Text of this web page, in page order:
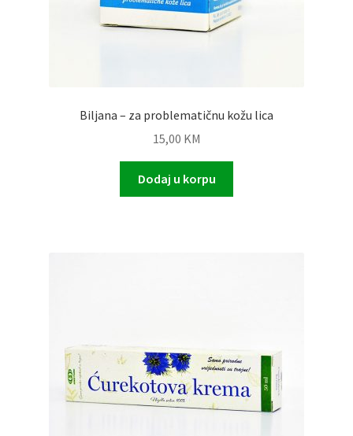
Biljana – za problematičnu kožu lica
15,00 KM
Dodaj u korpu